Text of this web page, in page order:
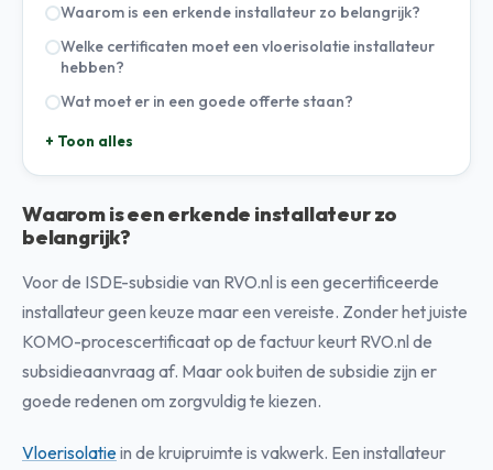
Waarom is een erkende installateur zo belangrijk?
Welke certificaten moet een vloerisolatie installateur
hebben?
Wat moet er in een goede offerte staan?
+ Toon alles
Waarom is een erkende installateur zo
belangrijk?
Voor de ISDE-subsidie van RVO.nl is een gecertificeerde
installateur geen keuze maar een vereiste. Zonder het juiste
KOMO-procescertificaat op de factuur keurt RVO.nl de
subsidieaanvraag af. Maar ook buiten de subsidie zijn er
goede redenen om zorgvuldig te kiezen.
Vloerisolatie in de kruipruimte is vakwerk. Een installateur